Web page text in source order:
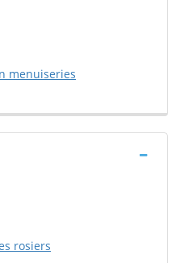
menuiseries
rosiers